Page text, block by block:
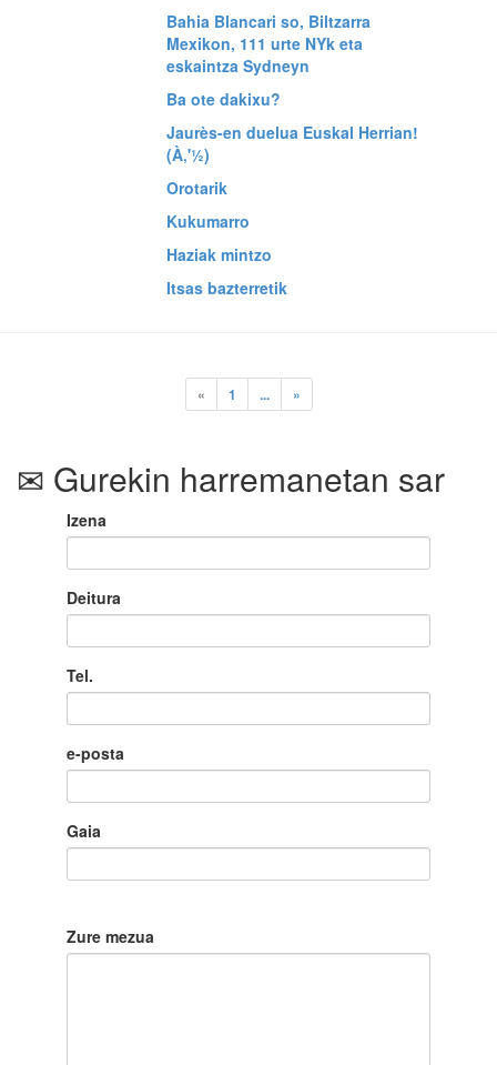
Bahia Blancari so, Biltzarra
Mexikon, 111 urte NYk eta
eskaintza Sydneyn
Ba ote dakixu?
Jaurès-en duelua Euskal Herrian!
(À‚'½)
Orotarik
Kukumarro
Haziak mintzo
Itsas bazterretik
« 1 ... »
Gurekin harremanetan sar
Izena
Deitura
Tel.
e-posta
Gaia
Zure mezua